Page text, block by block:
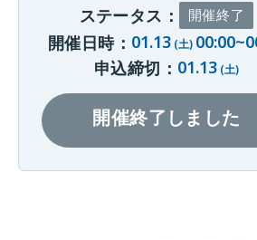
ステータス： 開催終了
開催日時： 01.13(土)
申込締切： 01.13(土)
開催終了しました